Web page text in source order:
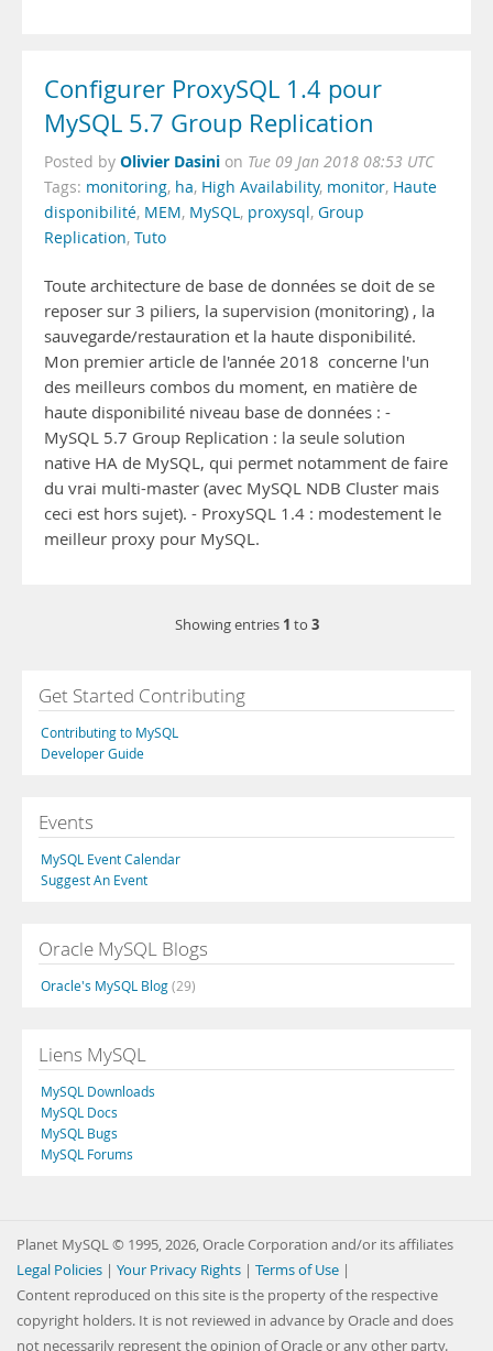
Configurer ProxySQL 1.4 pour
MySQL 5.7 Group Replication
Posted by Olivier Dasini on Tue 09 Jan 2018 08:53 UTC
Tags: monitoring, ha, High Availability, monitor, Haute
disponibilité, MEM, MySQL, proxysql, Group
Replication, Tuto
Toute architecture de base de données se doit de se
reposer sur 3 piliers, la supervision (monitoring) , la
sauvegarde/restauration et la haute disponibilité.
Mon premier article de l'année 2018 concerne l'un
des meilleurs combos du moment, en matière de
haute disponibilité niveau base de données : -
MySQL 5.7 Group Replication : la seule solution
native HA de MySQL, qui permet notamment de faire
du vrai multi-master (avec MySQL NDB Cluster mais
ceci est hors sujet). - ProxySQL 1.4 : modestement le
meilleur proxy pour MySQL.
Showing entries 1 to 3
Get Started Contributing
Contributing to MySQL
Developer Guide
Events
MySQL Event Calendar
Suggest An Event
Oracle MySQL Blogs
Oracle's MySQL Blog(29)
Liens MySQL
MySQL Downloads
MySQL Docs
MySQL Bugs
MySQL Forums
Planet MySQL © 1995, 2026, Oracle Corporation and/or its affiliates
Legal Policies | Your Privacy Rights | Terms of Use |
Content reproduced on this site is the property of the respective
copyright holders. It is not reviewed in advance by Oracle and does
not necessarily represent the opinion of Oracle or any other party.